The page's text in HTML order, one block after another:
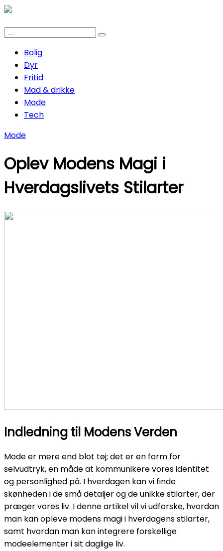
Bolig
Dyr
Fritid
Mad & drikke
Mode
Tech
Mode
Oplev Modens Magi i
Hverdagslivets Stilarter
Indledning til Modens Verden
Mode er mere end blot tøj; det er en form for
selvudtryk, en måde at kommunikere vores identitet
og personlighed på. I hverdagen kan vi finde
skønheden i de små detaljer og de unikke stilarter, der
præger vores liv. I denne artikel vil vi udforske, hvordan
man kan opleve modens magi i hverdagens stilarter,
samt hvordan man kan integrere forskellige
modeelementer i sit daglige liv.